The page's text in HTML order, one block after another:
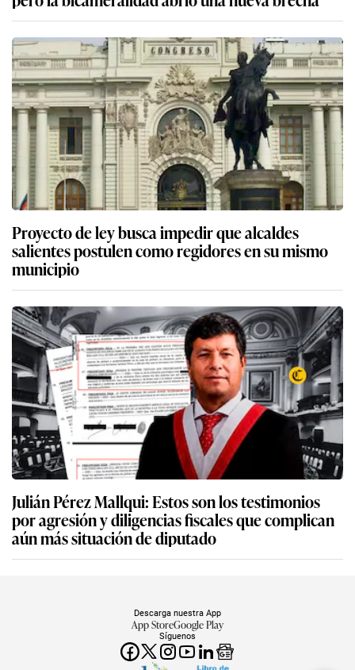
Proyecto de ley busca impedir que alcaldes
salientes postulen como regidores en su mismo
municipio
Julián Pérez Mallqui: Estos son los testimonios
por agresión y diligencias fiscales que complican
aún más situación de diputado
Síguenos
Descarga nuestra App
App StoreGoogle Play